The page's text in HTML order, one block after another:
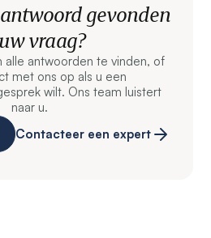
gevonden
vraag?
alle antwoorden te vinden, of
met ons op als u een
wilt. Ons team luistert
naar u.
Contacteer een expert